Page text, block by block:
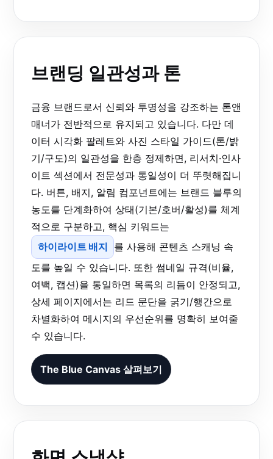
브랜딩 일관성과 톤
금융 브랜드로서 신뢰와 투명성을 강조하는 톤앤
매너가 전반적으로 유지되고 있습니다. 다만 데
이터 시각화 팔레트와 사진 스타일 가이드(톤/밝
기/구도)의 일관성을 한층 정제하면, 리서치·인사
이트 섹션에서 전문성과 통일성이 더 뚜렷해집니
다. 버튼, 배지, 알림 컴포넌트에는 브랜드 블루의
농도를 단계화하여 상태(기본/호버/활성)를 체계
적으로 구분하고, 핵심 키워드는
하이라이트 배지
를 사용해 콘텐츠 스캐닝 속
도를 높일 수 있습니다. 또한 썸네일 규격(비율,
여백, 캡션)을 통일하면 목록의 리듬이 안정되고,
상세 페이지에서는 리드 문단을 굵기/행간으로
차별화하여 메시지의 우선순위를 명확히 보여줄
수 있습니다.
The Blue Canvas 살펴보기